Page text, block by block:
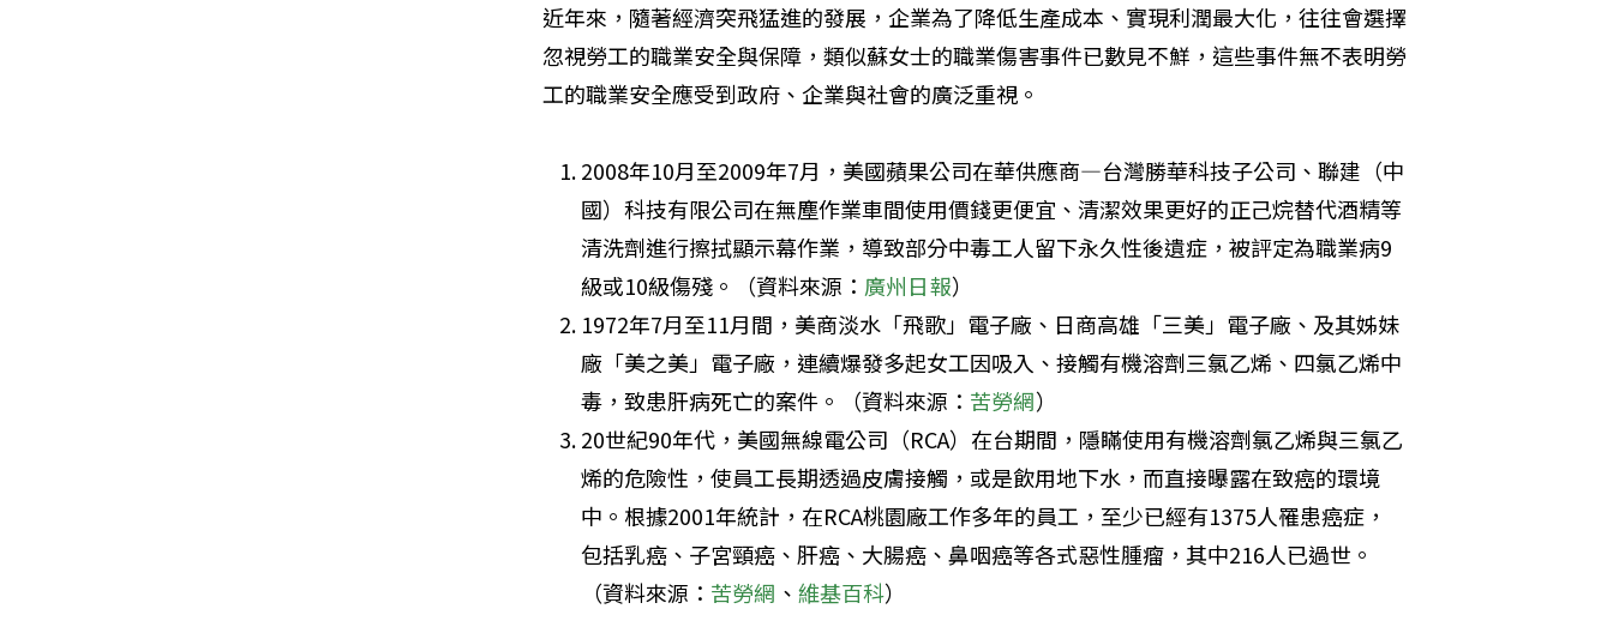
近年來，隨著經濟突飛猛進的發展，企業為了降低生產成本、實現利潤最大化，往往會選擇
忽視勞工的職業安全與保障，類似蘇女士的職業傷害事件已數見不鮮，這些事件無不表明勞
工的職業安全應受到政府、企業與社會的廣泛重視。
2008年10月至2009年7月，美國蘋果公司在華供應商—台灣勝華科技子公司、聯建（中
國）科技有限公司在無塵作業車間使用價錢更便宜、清潔效果更好的正己烷替代酒精等
清洗劑進行擦拭顯示幕作業，導致部分中毒工人留下永久性後遺症，被評定為職業病9
級或10級傷殘。（資料來源： 廣州日報）
1972年7月至11月間，美商淡水「飛歌」電子廠、日商高雄「三美」電子廠、及其姊妹
廠「美之美」電子廠，連續爆發多起女工因吸入、接觸有機溶劑三氯乙烯、四氯乙烯中
毒，致患肝病死亡的案件。（資料來源： 苦勞網）
20世紀90年代，美國無線電公司（RCA）在台期間，隱瞞使用有機溶劑氯乙烯與三氯乙
烯的危險性，使員工長期透過皮膚接觸，或是飲用地下水，而直接曝露在致癌的環境
中。根據2001年統計，在RCA桃園廠工作多年的員工，至少已經有1375人罹患癌症，
包括乳癌、子宮頸癌、肝癌、大腸癌、鼻咽癌等各式惡性腫瘤，其中216人已過世。
（資料來源： 苦勞網 、 維基百科）